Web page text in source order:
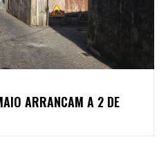
ARRANCAM A 2 DE